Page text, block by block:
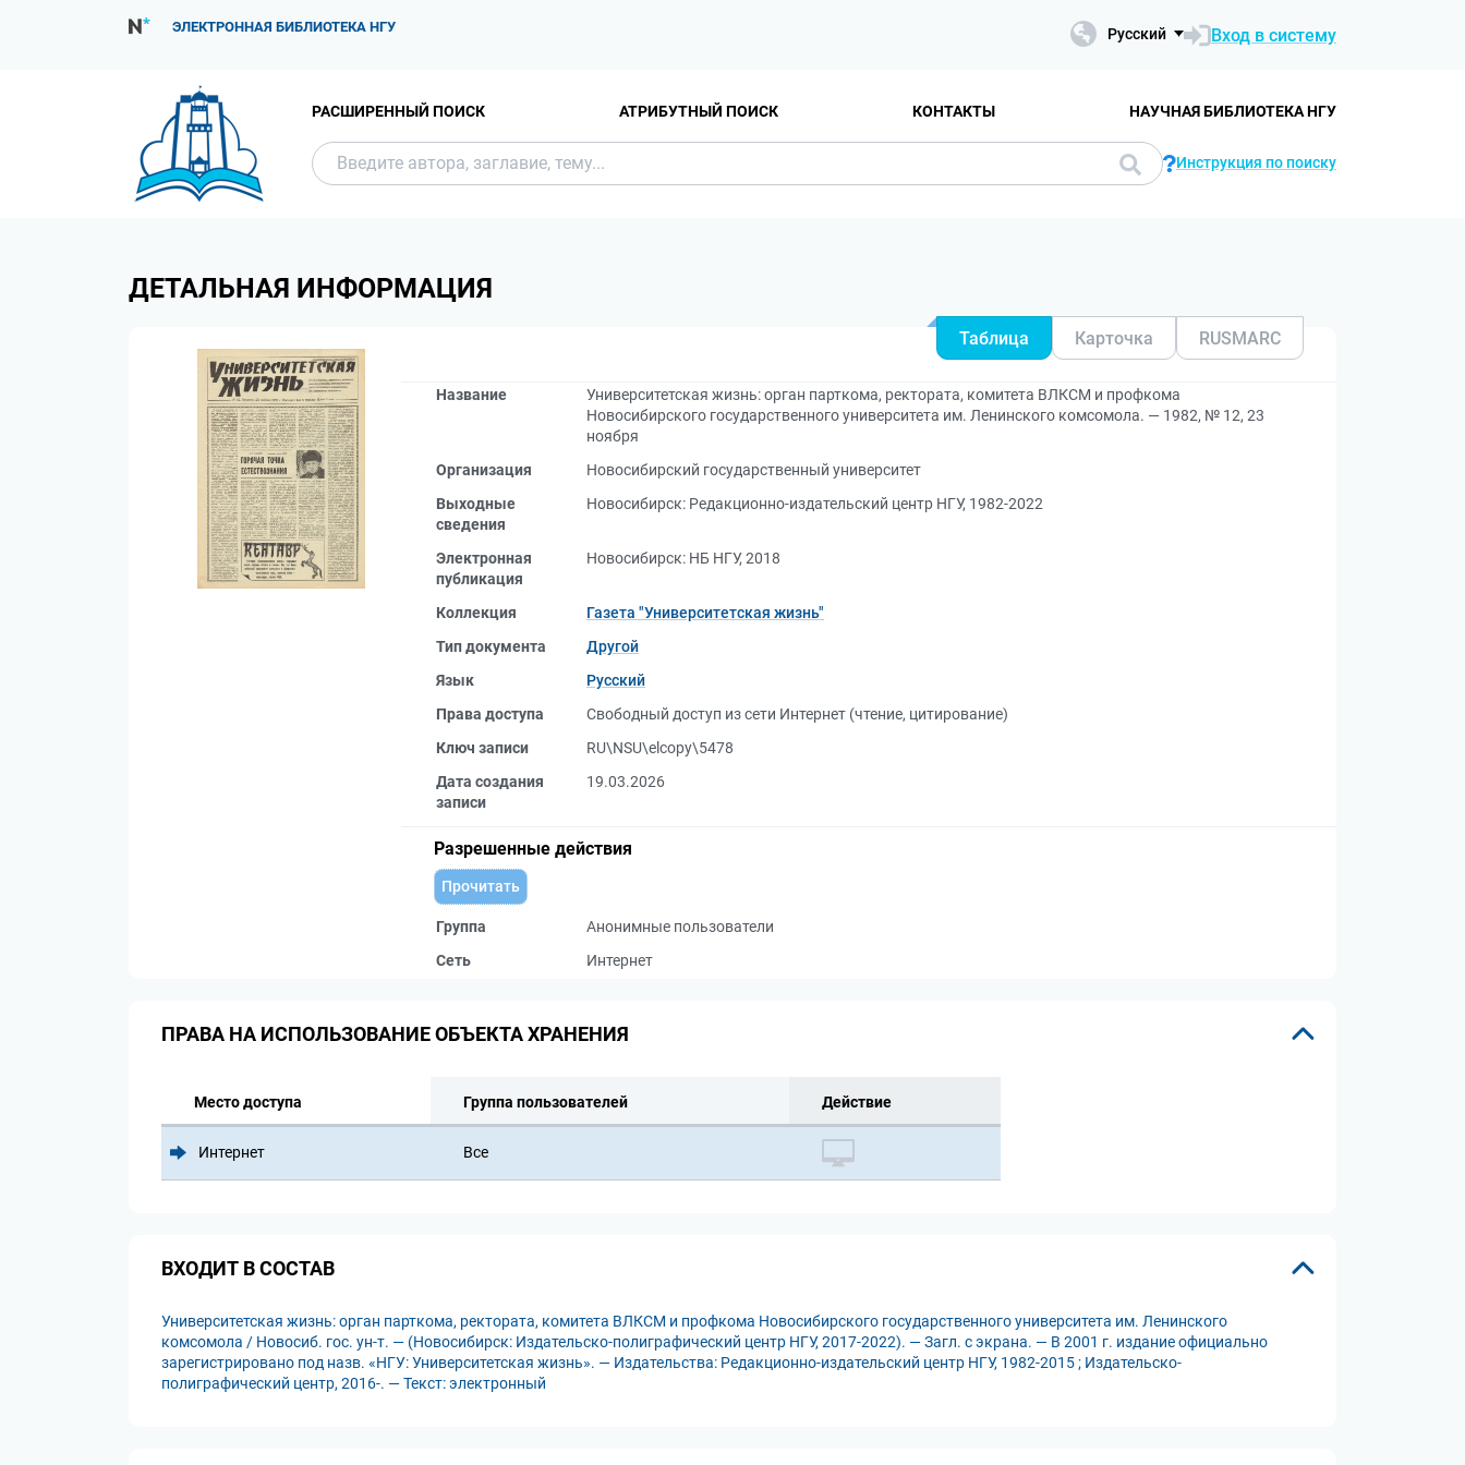
ЭЛЕКТРОННАЯ БИБЛИОТЕКА НГУ Русский Вход в систему
РАСШИРЕННЫЙ ПОИСК АТРИБУТНЫЙ ПОИСК КОНТАКТЫ НАУЧНАЯ БИБЛИОТЕКА НГУ
Инструкция по поиску
ДЕТАЛЬНАЯ ИНФОРМАЦИЯ
Таблица Карточка RUSMARC
Название
Университетская жизнь: орган парткома, ректората, комитета ВЛКСМ и профкома
Новосибирского государственного университета им. Ленинского комсомола. — 1982, № 12, 23
ноября
Организация
Новосибирский государственный университет
Выходные
сведения
Новосибирск: Редакционно-издательский центр НГУ, 1982-2022
Электронная
публикация
Новосибирск: НБ НГУ, 2018
Коллекция
Газета "Университетская жизнь"
Тип документа
Другой
Язык
Русский
Права доступа
Свободный доступ из сети Интернет (чтение, цитирование)
Ключ записи
RU\NSU\elcopy\5478
Дата создания
записи
19.03.2026
Разрешенные действия
Прочитать
Группа
Анонимные пользователи
Сеть
Интернет
ПРАВА НА ИСПОЛЬЗОВАНИЕ ОБЪЕКТА ХРАНЕНИЯ
Место доступа Группа пользователей Действие
Интернет Все
ВХОДИТ В СОСТАВ
Университетская жизнь: орган парткома, ректората, комитета ВЛКСМ и профкома Новосибирского государственного университета им. Ленинского
комсомола / Новосиб. гос. ун-т. — (Новосибирск: Издательско-полиграфический центр НГУ, 2017-2022). — Загл. с экрана. — В 2001 г. издание официально
зарегистрировано под назв. «НГУ: Университетская жизнь». — Издательства: Редакционно-издательский центр НГУ, 1982-2015 ; Издательско-
полиграфический центр, 2016-. — Текст: электронный